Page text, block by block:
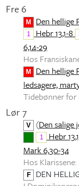
Fre 6
M Den hellige
1 Hebr 13,1-8
6,14-29
Hos
M
Den hellige
ledsagere,
Tidebønner for
Lør 7
V (Den salige
1 Hebr
Mark 6,30-34
Hos Klarissene:
F DEN